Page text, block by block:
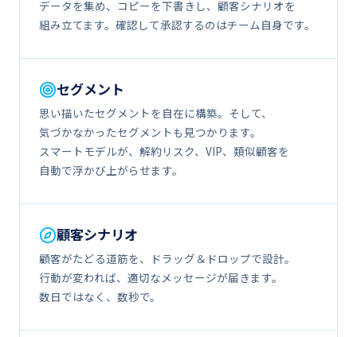
データを​​集め、​​コピーを​​下​書きし、​​顧客シナリオを​​
組み立てます。​​確認して​​承認するのは​​チーム自身です。
セグメント
思い描いた​​セグメントを​​自在に​​構築。​​そして、​​
気づかなかった​​セグメントも​​見つかります。​​
スマートモデルが、​​解約リスク、​​VIP、​​類似顧客を​​
自動で​​浮かび​上がらせます。
顧客シナリオ
顧客が​​たどる​​道筋を、​​ドラッグ＆ドロップで​​設計。​​
行動が​​変われば、​​適切な​​メッセージが​​届きます。​​
数日ではなく、​​数秒で。